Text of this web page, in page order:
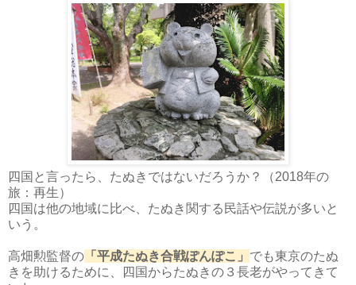
四国と言ったら、たぬきではないだろうか？（2018年の
旅：再生）
四国は他の地域に比べ、たぬき関する民話や伝説が多いと
いう。
高畑勲監督の 「平成たぬき合戦ぽんぽこ」 でも東京のたぬ
きを助けるために、四国からたぬきの３長老がやってきて